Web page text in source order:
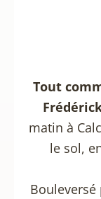
Tout
matin à
le sol,